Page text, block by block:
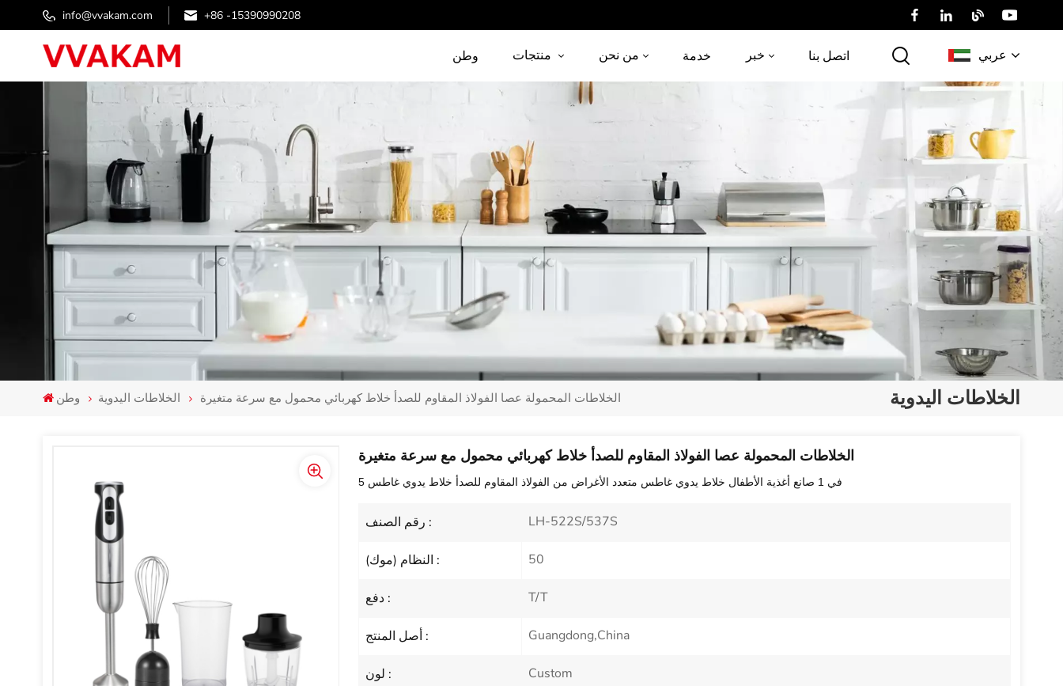
info@vvakam.com +86 -15390990208
وطن من نحن خدمة خبر اتصل بنا عربي
English
Русский
عربي
وطن الخلاطات اليدوية الخلاطات المحمولة عصا الفولاذ المقاوم للصدأ خلاط كهربائي محمول مع سرعة متغيرة الخلاطات اليدوية
الخلاطات المحمولة عصا الفولاذ المقاوم للصدأ خلاط كهربائي محمول مع سرعة متغيرة
5 في 1 صانع أغذية الأطفال خلاط يدوي غاطس متعدد الأغراض من الفولاذ المقاوم للصدأ خلاط يدوي غاطس
رقم الصنف : LH-522S/537S
النظام (موك) : 50
دفع : T/T
أصل المنتج : Guangdong,China
لون : Custom